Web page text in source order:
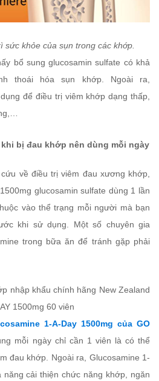
sức khỏe của sụn trong các khớp.
bổ sung glucosamin sulfate có khả
thoái hóa sụn khớp. Ngoài ra,
để điều trị viêm khớp dạng thấp,
bị đau khớp nên dùng mỗi ngày
về điều trị viêm đau xương khớp,
glucosamin sulfate dùng 1 lần
vào thể trạng mỗi người mà bạn
khi sử dụng. Một số chuyên gia
trong bữa ăn để tránh gặp phải
1-A-Day 1500mg của GO
mỗi ngày chỉ cần 1 viên là có thể
đau khớp. Ngoài ra, Glucosamine 1-
năng cải thiện chức năng khớp, ngăn